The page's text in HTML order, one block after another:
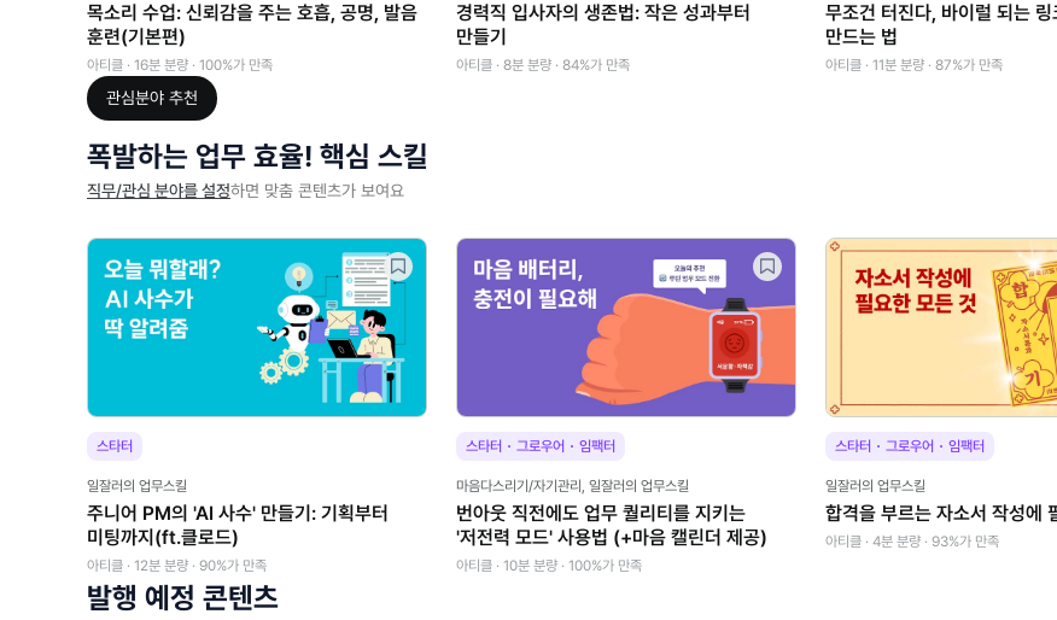
목소리 수업: 신뢰감을 주는 호흡, 공명, 발음
훈련(기본편)
아티클 · 16분 분량 · 100%가 만족
경력직 입사자의 생존법: 작은 성과부터
만들기
아티클 · 8분 분량 · 84%가 만족
무조건 터진다, 바이럴 되는
만드는 법
아티클 · 11분 분량 · 87%가 만족
관심분야 추천
폭발하는 업무 효율! 핵심 스킬
직무/관심 분야를 설정하면 맞춤 콘텐츠가 보여요
스타터
일잘러의 업무스킬
주니어 PM의 'AI 사수' 만들기: 기획부터
미팅까지(ft.클로드)
아티클 · 12분 분량 · 90%가 만족
스타터 · 그로우어 · 임팩터
마음다스리기/자기관리, 일잘러의 업무스킬
번아웃 직전에도 업무 퀄리티를 지키는
'저전력 모드' 사용법 (+마음 캘린더 제공)
아티클 · 10분 분량 · 100%가 만족
스타터 · 그로우어 · 임팩터
일잘러의 업무스킬
합격을 부르는 자소서 작성에
아티클 · 4분 분량 · 93%가 만족
발행 예정 콘텐츠